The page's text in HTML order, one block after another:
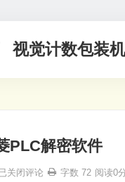
视觉计数包装机
PLC解密软件
关闭评论 字数 72 阅读0